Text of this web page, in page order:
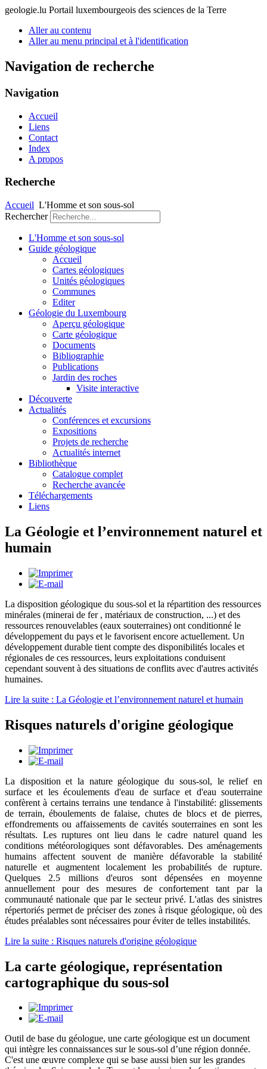
geologie.lu Portail luxembourgeois des sciences de la Terre
Aller au contenu
Aller au menu principal et à l'identification
Navigation de recherche
Navigation
Accueil
Liens
Contact
Index
A propos
Recherche
Accueil L'Homme et son sous-sol
Rechercher
L'Homme et son sous-sol
Guide géologique
Accueil
Cartes géologiques
Unités géologiques
Communes
Editer
Géologie du Luxembourg
Aperçu géologique
Carte géologique
Documents
Bibliographie
Publications
Jardin des roches
Visite interactive
Découverte
Actualités
Conférences et excursions
Expositions
Projets de recherche
Actualités internet
Bibliothèque
Catalogue complet
Recherche avancée
Téléchargements
Liens
La Géologie et l’environnement naturel et
humain
La disposition géologique du sous-sol et la répartition des ressources
minérales (minerai de fer , matériaux de construction, ...) et des
ressources renouvelables (eaux souterraines) ont conditionné le
développement du pays et le favorisent encore actuellement. Un
développement durable tient compte des disponibilités locales et
régionales de ces ressources, leurs exploitations conduisent
cependant souvent à des situations de conflits avec d'autres activités
humaines.
Lire la suite : La Géologie et l’environnement naturel et humain
Risques naturels d'origine géologique
La disposition et la nature géologique du sous-sol, le relief en
surface et les écoulements d'eau de surface et d'eau souterraine
confèrent à certains terrains une tendance à l'instabilité: glissements
de terrain, éboulements de falaise, chutes de blocs et de pierres,
effondrements ou affaissements de cavités souterraines en sont les
résultats. Les ruptures ont lieu dans le cadre naturel quand les
conditions météorologiques sont défavorables. Des aménagements
humains affectent souvent de manière défavorable la stabilité
naturelle et augmentent localement les probabilités de rupture.
Quelques 2.5 millions d'euros sont dépensées en moyenne
annuellement pour des mesures de confortement tant par la
communauté nationale que par le secteur privé. L'atlas des sinistres
répertoriés permet de préciser des zones à risque géologique, où des
études préalables sont nécessaires pour éviter de telles instabilités.
Lire la suite : Risques naturels d'origine géologique
La carte géologique, représentation
cartographique du sous-sol
Outil de base du géologue, une carte géologique est un document
qui intègre les connaissances sur le sous-sol d’une région donnée.
C'est une œuvre complexe qui se base aussi bien sur les grandes